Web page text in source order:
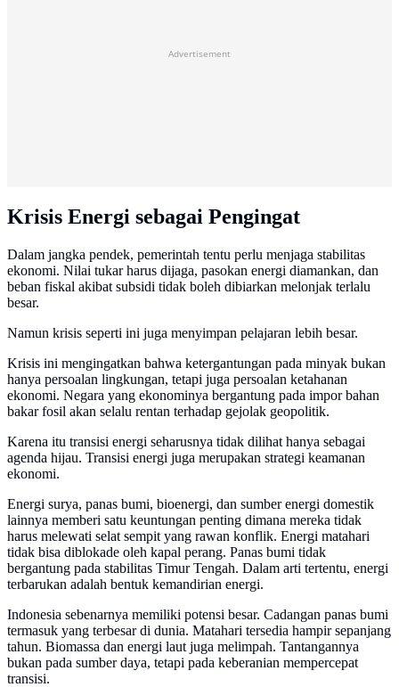
Advertisement
Krisis Energi sebagai Pengingat
Dalam jangka pendek, pemerintah tentu perlu menjaga stabilitas
ekonomi. Nilai tukar harus dijaga, pasokan energi diamankan, dan
beban fiskal akibat subsidi tidak boleh dibiarkan melonjak terlalu
besar.
Namun krisis seperti ini juga menyimpan pelajaran lebih besar.
Krisis ini mengingatkan bahwa ketergantungan pada minyak bukan
hanya persoalan lingkungan, tetapi juga persoalan ketahanan
ekonomi. Negara yang ekonominya bergantung pada impor bahan
bakar fosil akan selalu rentan terhadap gejolak geopolitik.
Karena itu transisi energi seharusnya tidak dilihat hanya sebagai
agenda hijau. Transisi energi juga merupakan strategi keamanan
ekonomi.
Energi surya, panas bumi, bioenergi, dan sumber energi domestik
lainnya memberi satu keuntungan penting dimana mereka tidak
harus melewati selat sempit yang rawan konflik. Energi matahari
tidak bisa diblokade oleh kapal perang. Panas bumi tidak
bergantung pada stabilitas Timur Tengah. Dalam arti tertentu, energi
terbarukan adalah bentuk kemandirian energi.
Indonesia sebenarnya memiliki potensi besar. Cadangan panas bumi
termasuk yang terbesar di dunia. Matahari tersedia hampir sepanjang
tahun. Biomassa dan energi laut juga melimpah. Tantangannya
bukan pada sumber daya, tetapi pada keberanian mempercepat
transisi.